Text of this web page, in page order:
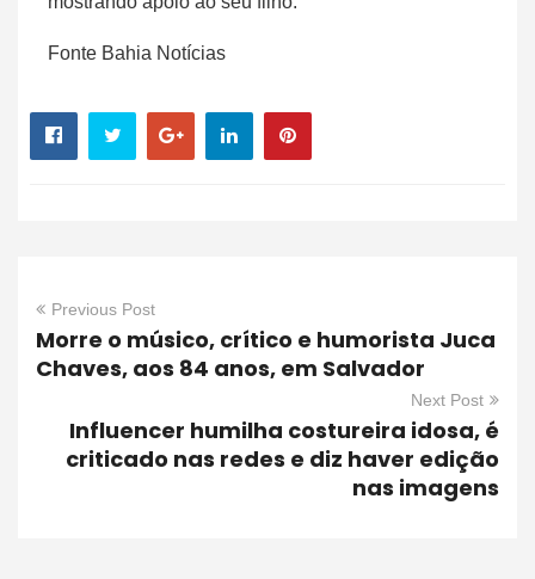
Fonte Bahia Notícias
Previous Post
Morre o músico, crítico e humorista Juca
Chaves, aos 84 anos, em Salvador
Next Post
Influencer humilha costureira idosa, é
criticado nas redes e diz haver edição
nas imagens